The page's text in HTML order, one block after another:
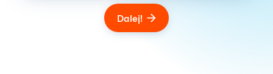
Dalej!